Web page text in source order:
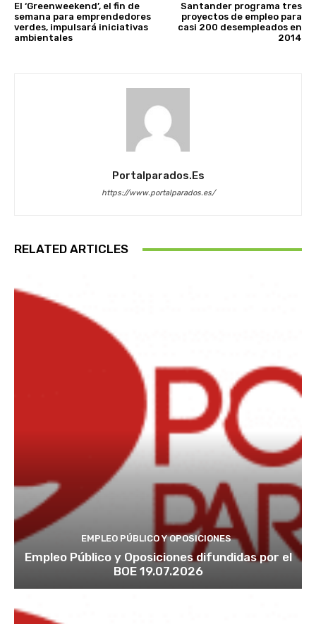
El ‘Greenweekend’, el fin de
semana para emprendedores
verdes, impulsará iniciativas
ambientales
Santander programa tres
proyectos de empleo para
casi 200 desempleados en
2014
Portalparados.es
https://www.portalparados.es/
RELATED ARTICLES
EMPLEO PÚBLICO Y OPOSICIONES
Empleo Público y Oposiciones difundidas por el
BOE 19.07.2026